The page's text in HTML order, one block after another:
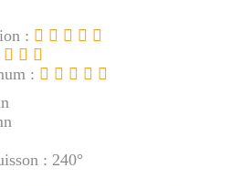
:
:
: 240°